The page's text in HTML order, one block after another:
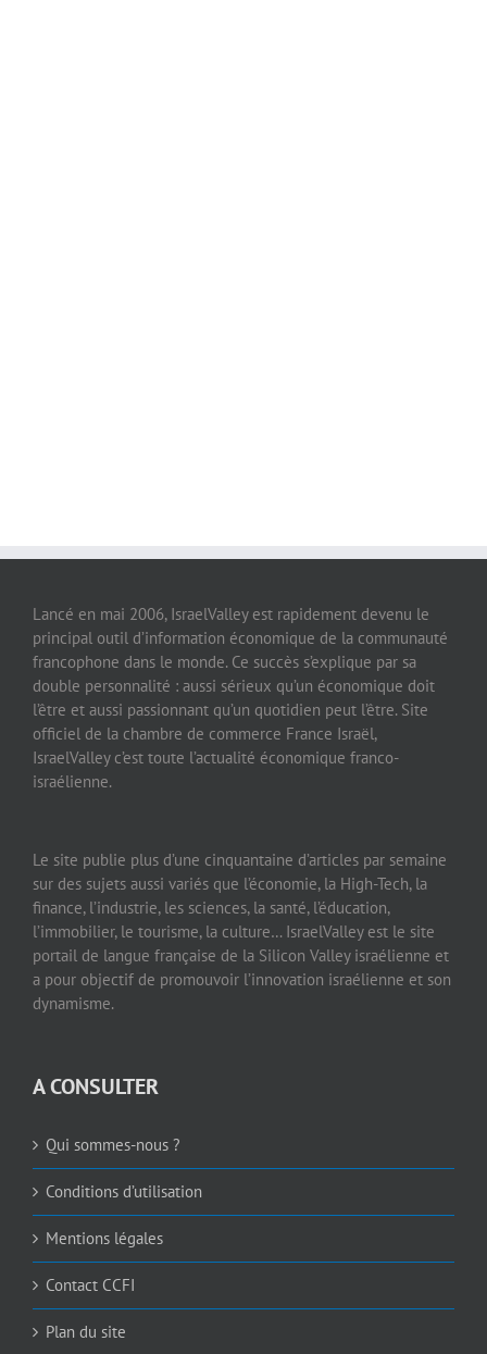
Lancé en mai 2006, IsraelValley est rapidement devenu le
principal outil d’information économique de la communauté
francophone dans le monde. Ce succès s’explique par sa
double personnalité : aussi sérieux qu’un économique doit
l’être et aussi passionnant qu’un quotidien peut l’être. Site
officiel de la chambre de commerce France Israël,
IsraelValley c’est toute l’actualité économique franco-
israélienne.
Le site publie plus d’une cinquantaine d’articles par semaine
sur des sujets aussi variés que l’économie, la High-Tech, la
finance, l’industrie, les sciences, la santé, l’éducation,
l’immobilier, le tourisme, la culture… IsraelValley est le site
portail de langue française de la Silicon Valley israélienne et
a pour objectif de promouvoir l’innovation israélienne et son
dynamisme.
A CONSULTER
Qui sommes-nous ?
Conditions d’utilisation
Mentions légales
Contact CCFI
Plan du site